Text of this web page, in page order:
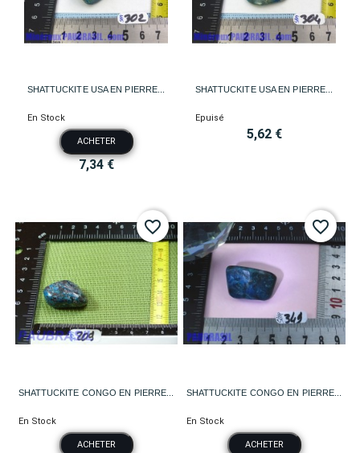
SHATTUCKITE USA EN PIERRE...
En Stock
ACHETER
7,34 €
SHATTUCKITE USA EN PIERRE...
Epuisé
5,62 €
SHATTUCKITE CONGO EN PIERRE...
En Stock
ACHETER
favorite_border
SHATTUCKITE CONGO EN PIERRE...
En Stock
ACHETER
favorite_border